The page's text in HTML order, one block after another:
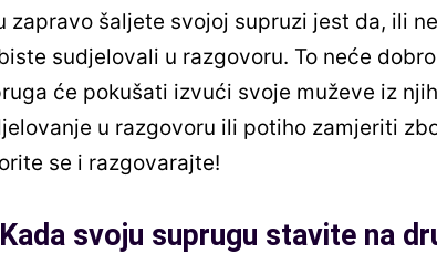
zapravo šaljete svojoj supruzi jest da, ili
sudjelovali u razgovoru. To neće
će pokušati izvući svoje muževe iz
u razgovoru ili potiho zamjeriti
se i razgovarajte!
svoju suprugu stavite na